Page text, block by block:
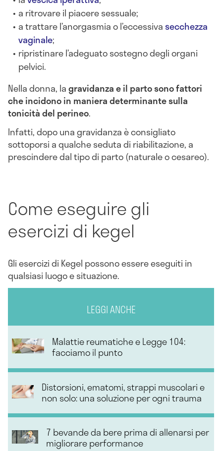
a ritrovare il piacere sessuale;
a trattare l’anorgasmia o l’eccessiva secchezza
vaginale;
ripristinare l’adeguato sostegno degli organi
pelvici.
Nella donna, lagravidanza e il partosono fattori
che incidono in maniera determinante sulla
tonicità del perineo.
Infatti, dopo una gravidanza è consigliato
sottoporsi a qualche seduta di riabilitazione, a
prescindere dal tipo di parto (naturale o cesareo).
Come eseguire gli
esercizi di kegel
Gli esercizi di Kegel possono essere eseguiti in
qualsiasi luogo e situazione.
LEGGI ANCHE
Malattie reumatiche e Legge 104:
facciamo il punto
Distorsioni, ematomi, strappi muscolari e
non solo: una soluzione per ogni trauma
7 bevande da bere prima di allenarsi per
migliorare performance